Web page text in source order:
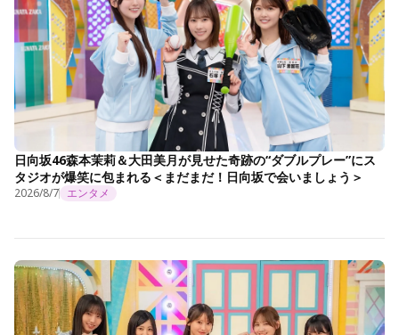
日向坂46森本茉莉＆大田美月が見せた奇跡の“ダブルプレー”にス
タジオが爆笑に包まれる＜まだまだ！日向坂で会いましょう＞
2026/8/7 エンタメ